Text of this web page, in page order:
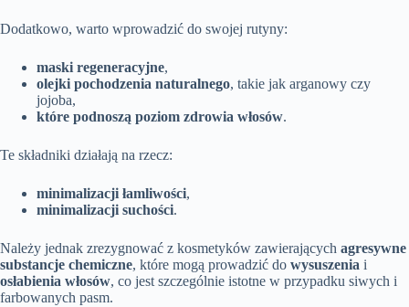
Dodatkowo, warto wprowadzić do swojej rutyny:
maski regeneracyjne,
olejki pochodzenia naturalnego, takie jak arganowy czy
jojoba,
które podnoszą poziom zdrowia włosów.
Te składniki działają na rzecz:
minimalizacji łamliwości,
minimalizacji suchości.
Należy jednak zrezygnować z kosmetyków zawierających agresywne
substancje chemiczne, które mogą prowadzić do wysuszenia i
osłabienia włosów, co jest szczególnie istotne w przypadku siwych i
farbowanych pasm.